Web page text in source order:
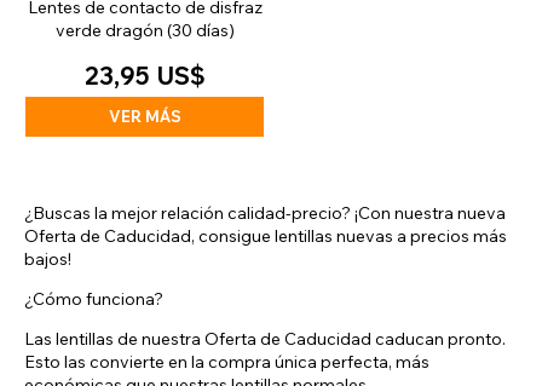
Lentes de contacto de disfraz
verde dragón (30 días)
23,95 US$
VER MÁS
¿Buscas la mejor relación calidad-precio? ¡Con nuestra nueva
Oferta de Caducidad, consigue lentillas nuevas a precios más
bajos!
¿Cómo funciona?
Las lentillas de nuestra Oferta de Caducidad caducan pronto.
Esto las convierte en la compra única perfecta, más